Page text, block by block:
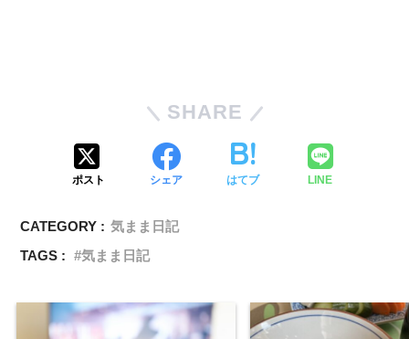
SHARE
ポスト シェア はてブ LINE
CATEGORY : 気まま日記
TAGS :
気まま日記